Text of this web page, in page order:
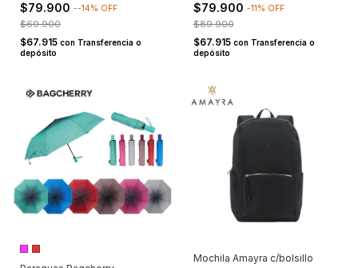
$79.900 --14% OFF
$69.900
$67.915 con Transferencia o
depósito
$79.900 -11 % OFF
$89.900
$67.915 con Transferencia o
depósito
Mochila Amayra c/bolsillo